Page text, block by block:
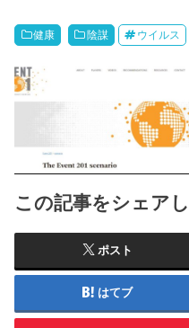
健康 陰謀 ウイルス
この記事をシェア
ポスト
はてブ